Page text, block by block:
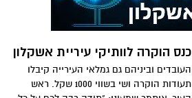
טוב של ההורים, הצוות החינוכי חברת חשמל
והגופים השונים"
כנס הוקרה לוותיקי עיריית אשקלון
העובדים וביניהם גם גמלאי העירייה קיבלו
תעודות הוקרה ושי בשווי 1000 שקל. ראש